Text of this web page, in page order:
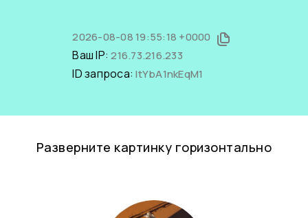
2026-08-08 19:55:18 +0000
Ваш IP:216.73.216.233
ID запроса:ItYbA1nkEqM1
Разверните картинку горизонтально